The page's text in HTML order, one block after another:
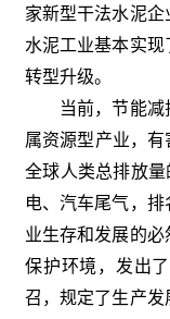
家新型干法水泥
水泥工业基本实
转型升级。
当前，节能减排
属资源型产业，
全球人类总排放
电、汽车尾气，
业生存和发展的必
保护环境，发出
召，规定了生产